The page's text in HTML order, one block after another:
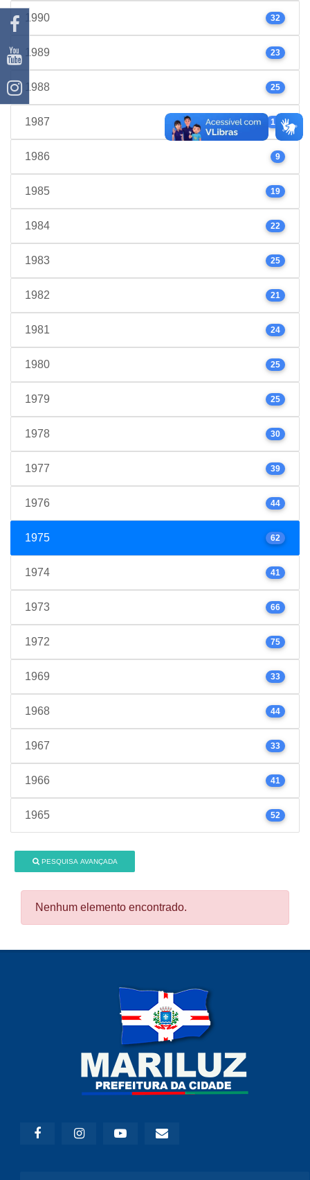
1990 32
1989 23
1988 25
1987 17
1986 9
1985 19
1984 22
1983 25
1982 21
1981 24
1980 25
1979 25
1978 30
1977 39
1976 44
1975 62
1974 41
1973 66
1972 75
1969 33
1968 44
1967 33
1966 41
1965 52
PESQUISA AVANÇADA
Nenhum elemento encontrado.